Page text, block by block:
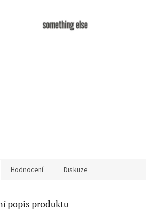
Hodnocení Diskuze
popis produktu